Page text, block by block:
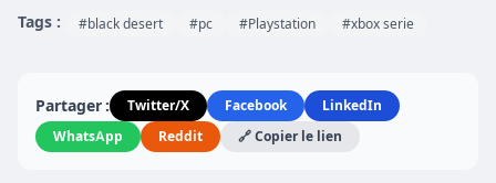
Tags : #black desert #pc #Playstation #xbox serie
Partager : Twitter/X Facebook
LinkedIn
WhatsApp
Reddit 🔗 Copier le lien